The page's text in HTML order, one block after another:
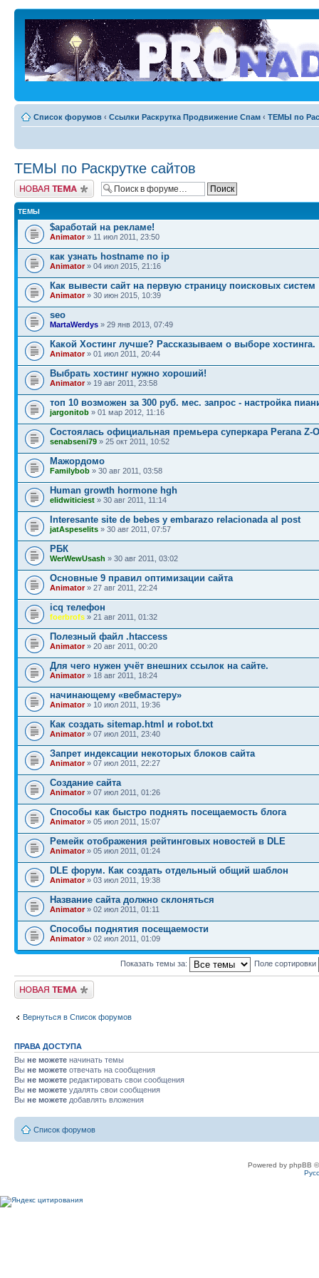
Список форумов ‹ Ссылки Раскрутка Продвижение Спам ‹ ТЕМЫ по
ТЕМЫ по Раскрутке сайтов
Новая тема
ТЕМЫ
$aработай на рекламе!
Animator» 11 июл 2011, 23:50
как узнать hostname по ip
Animator» 04 июл 2015, 21:16
Как вывести сайт на первую страницу поисковых систем
Animator» 30 июн 2015, 10:39
seo
MartaWerdys » 29 янв 2013, 07:49
Какой Хостинг лучше? Рассказываем о выборе хостинга.
Animator» 01 июл 2011, 20:44
Выбрать хостинг нужно хороший!
Animator» 19 авг 2011, 23:58
топ 10 возможен за 300 руб. мес. запрос - настройка
jargonitob » 01 мар 2012, 11:16
Состоялась официальная премьера суперкара Perana Z-
senabseni79 » 25 окт 2011, 10:52
Мажордомо
Familybob » 30 авг 2011, 03:58
Human growth hormone hgh
elidwiticiest » 30 авг 2011, 11:14
Interesante site de bebes y embarazo relacionada al post
jatAspeselits » 30 авг 2011, 07:57
РБК
WerWewUsash » 30 авг 2011, 03:02
Основные 9 правил оптимизации сайта
Animator» 27 авг 2011, 22:24
icq телефон
foerbrofs » 21 авг 2011, 01:32
Полезный файл .htaccess
Animator» 20 авг 2011, 00:20
Для чего нужен учёт внешних ссылок на сайте.
Animator» 18 авг 2011, 18:24
начинающему «вебмастеру»
Animator» 10 июл 2011, 19:36
Как создать sitemap.html и robot.txt
Animator» 07 июл 2011, 23:40
Запрет индексации некоторых блоков сайта
Animator» 07 июл 2011, 22:27
Создание сайта
Animator» 07 июл 2011, 01:26
Способы как быстро поднять посещаемость блога
Animator» 05 июл 2011, 15:07
Ремейк отображения рейтинговых новостей в DLE
Animator» 05 июл 2011, 01:24
DLE форум. Как создать отдельный общий шаблон
Animator» 03 июл 2011, 19:38
Название сайта должно склоняться
Animator» 02 июл 2011, 01:11
Способы поднятия посещаемости
Animator» 02 июл 2011, 01:09
Показать темы за: Поле сортировки
Новая тема
Вернуться в Список форумов
ПРАВА ДОСТУПА
Вы не можете начинать темы
Вы не можете отвечать на сообщения
Вы не можете редактировать свои сообщения
Вы не можете удалять свои сообщения
Вы не можете добавлять вложения
Список форумов
Powered by phpBB